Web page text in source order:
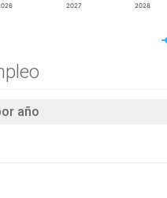
2027 2028
año